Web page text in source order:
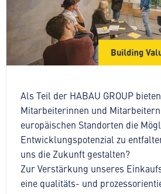
Als Teil der HABAU GROUP
Mitarbeiterinnen und
europäischen Standorten die
Entwicklungspotenzial zu
uns die Zukunft gestalten?
Zur Verstärkung unseres
eine qualitäts- und